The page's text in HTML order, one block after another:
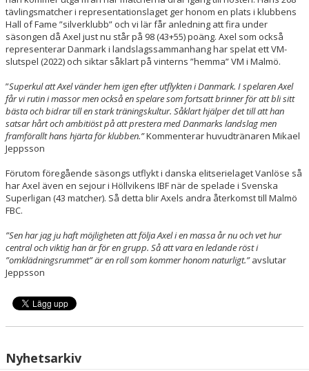
tävlingsmatcher i representationslaget ger honom en plats i klubbens
Hall of Fame ”silverklubb” och vi lär får anledning att fira under
säsongen då Axel just nu står på 98 (43+55) poäng. Axel som också
representerar Danmark i landslagssammanhang har spelat ett VM-
slutspel (2022) och siktar såklart på vinterns ”hemma” VM i Malmö.
”Superkul att Axel vänder hem igen efter utflykten i Danmark. I spelaren Axel
får vi rutin i massor men också en spelare som fortsatt brinner för att bli sitt
bästa och bidrar till en stark träningskultur. Såklart hjälper det till att han
satsar hårt och ambitiöst på att prestera med Danmarks landslag men
framförallt hans hjärta för klubben.”Kommenterar huvudtränaren Mikael
Jeppsson
Förutom föregående säsongs utflykt i danska elitserielaget Vanlöse så
har Axel även en sejour i Höllvikens IBF när de spelade i Svenska
Superligan (43 matcher). Så detta blir Axels andra återkomst till Malmö
FBC.
”Sen har jag ju haft möjligheten att följa Axel i en massa år nu och vet hur
central och viktig han är för en grupp. Så att vara en ledande röst i
”omklädningsrummet” är en roll som kommer honom naturligt.”avslutar
Jeppsson
Nyhetsarkiv